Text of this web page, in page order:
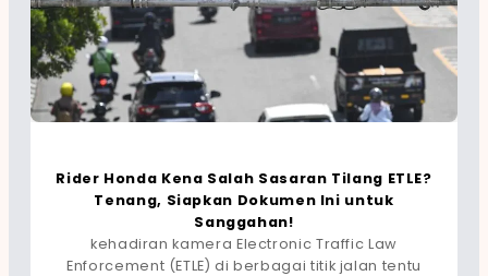
Rider Honda Kena Salah Sasaran Tilang ETLE?
Tenang, Siapkan Dokumen Ini untuk
Sanggahan!
kehadiran kamera Electronic Traffic Law
Enforcement (ETLE) di berbagai titik jalan tentu